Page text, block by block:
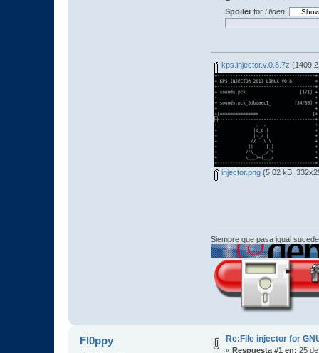
Spoilerfor Hiden:
kps.injector.v.0.8.7z
injector.png(5.02 kB,
Siempre que pasa igual
Fl0ppy Re:File injector for
« Respuesta #1 en: 25